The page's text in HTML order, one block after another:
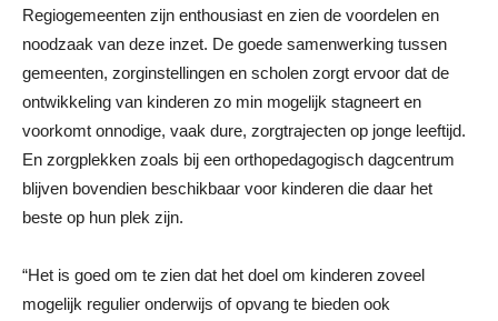
Regiogemeenten zijn enthousiast en zien de voordelen en
noodzaak van deze inzet. De goede samenwerking tussen
gemeenten, zorginstellingen en scholen zorgt ervoor dat de
ontwikkeling van kinderen zo min mogelijk stagneert en
voorkomt onnodige, vaak dure, zorgtrajecten op jonge leeftijd.
En zorgplekken zoals bij een orthopedagogisch dagcentrum
blijven bovendien beschikbaar voor kinderen die daar het
beste op hun plek zijn.
“Het is goed om te zien dat het doel om kinderen zoveel
mogelijk regulier onderwijs of opvang te bieden ook